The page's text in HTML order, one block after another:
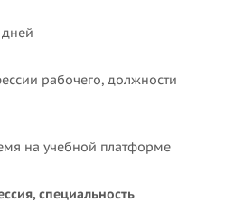
рабочего, должности
на учебной платформе
специальность